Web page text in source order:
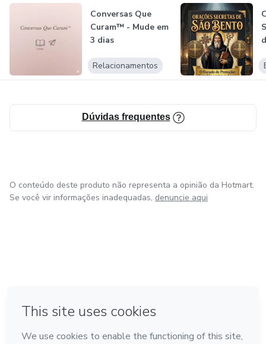
Conversas Que
Curam™ - Mude em
3 dias
Relacionamentos
Dúvidas frequentes
O conteúdo deste produto não representa a opinião da Hotmart.
Se você vir informações inadequadas, denuncie aqui
Feito com ❤ em Bogotá